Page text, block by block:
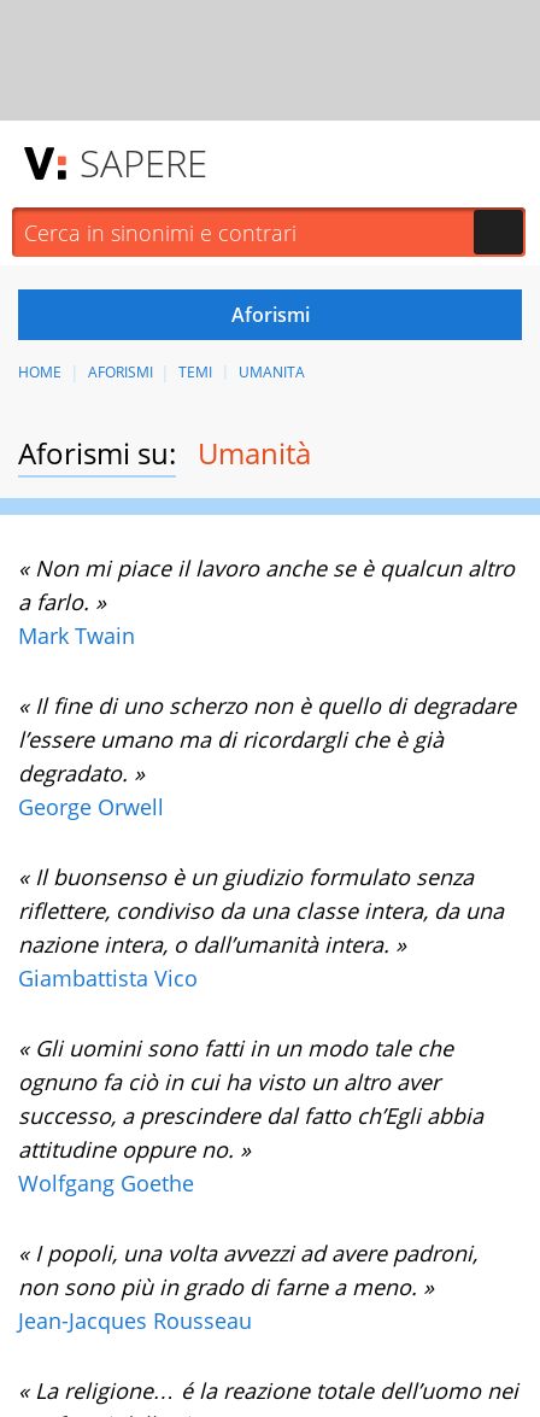
SAPERE
HOME AFORISMI TEMI UMANITA
Aforismi su: Umanità
« Non mi piace il lavoro anche se è qualcun altro
a farlo. »
Mark Twain
« Il fine di uno scherzo non è quello di degradare
l’essere umano ma di ricordargli che è già
degradato. »
George Orwell
« Il buonsenso è un giudizio formulato senza
riflettere, condiviso da una classe intera, da una
nazione intera, o dall’umanità intera. »
Giambattista Vico
« Gli uomini sono fatti in un modo tale che
ognuno fa ciò in cui ha visto un altro aver
successo, a prescindere dal fatto ch’Egli abbia
attitudine oppure no. »
Wolfgang Goethe
« I popoli, una volta avvezzi ad avere padroni,
non sono più in grado di farne a meno. »
Jean-Jacques Rousseau
« La religione… é la reazione totale dell’uomo nei